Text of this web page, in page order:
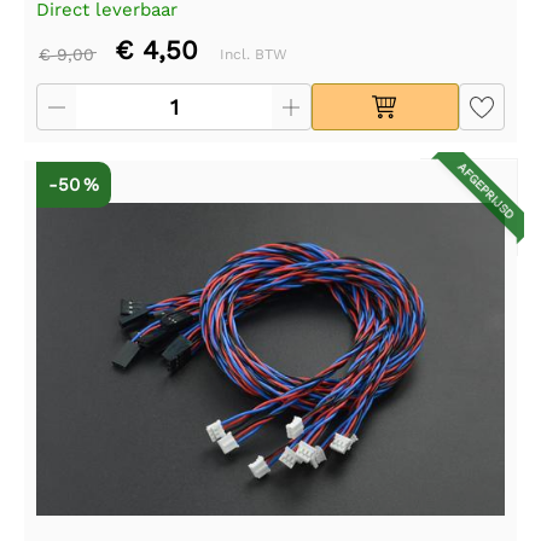
Direct leverbaar
€ 9,00 € 4,50 Incl. BTW
AFGEPRIJSD
-50 %